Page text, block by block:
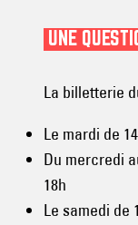
UNE
La billetterie
Le mardi de
Du mercredi
18h
Le samedi de